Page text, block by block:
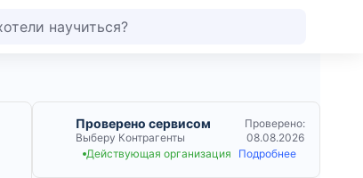
Проверено сервисом
Выберу Контрагенты
Проверено:
08.08.2026
Действующая организация
Подробнее